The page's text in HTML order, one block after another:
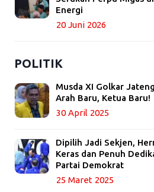
Energi
20 Juni 2026
POLITIK
Musda XI Golkar
Arah Baru, Ketua Baru!
30 April 2025
Dipilih Jadi Sekjen,
Keras dan Penuh
Partai Demokrat
25 Maret 2025